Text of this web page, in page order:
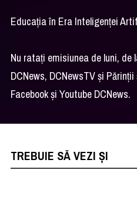
Educația în Era Inteligenței
Nu ratați emisiunea de luni, de
DCNews, DCNewsTV și
Facebook și Youtube DCNews.
TREBUIE SĂ VEZI ȘI